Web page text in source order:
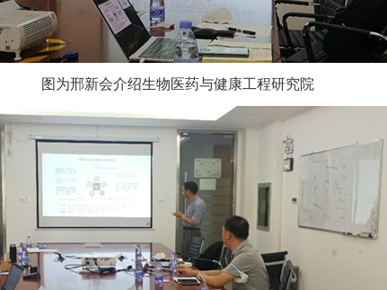
图为邢新会介绍生物医药与健康工程研究院